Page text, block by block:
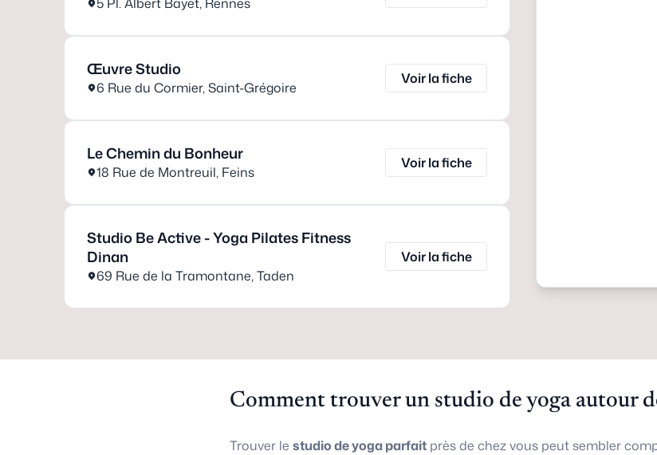
Œuvre Studio
6 Rue du Cormier,Saint-Grégoire
Voir la fiche
Le Chemin du Bonheur
18 Rue de Montreuil, Feins
Voir la fiche
Studio Be Active - Yoga Pilates Fitness
Dinan
69 Rue de la Tramontane,Taden
Voir la fiche
Comment trouver un studio de yoga autour
Trouver le studio de yoga parfait près de chez vous peut sembler